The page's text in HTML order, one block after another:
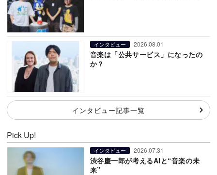
インタビュー 2026.08.01
音楽は「公共サービス」になったの
か？
インタビュー記事一覧
Pick Up!
インタビュー 2026.07.31
渋谷慶一郎が考えるAIと“音楽の未
来”